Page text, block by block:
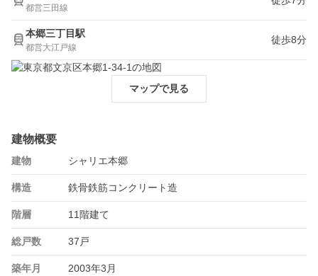
都営三田線
本郷三丁目駅
都営大江戸線
徒歩8分
マップで見る
建物概要
建物 シャリエ本郷
構造 鉄骨鉄筋コンクリート造
階層 11階建て
総戸数 37戸
築年月 2003年3月